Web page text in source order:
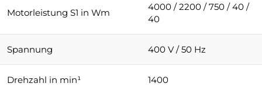
Motorleistung S1 in Wm
4000 / 2200 / 750 / 40 /
40
Spannung 400 V / 50 Hz
Drehzahl in min¹ 1400